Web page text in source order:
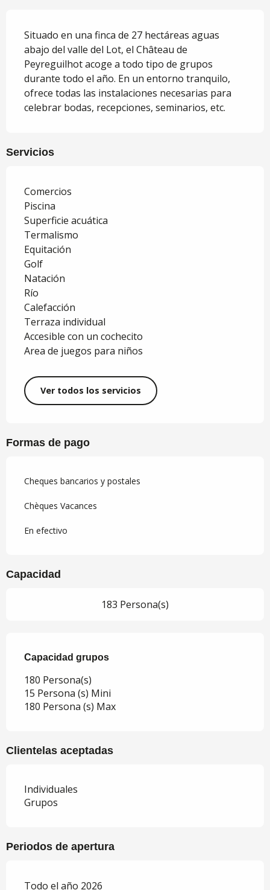
Situado en una finca de 27 hectáreas aguas
abajo del valle del Lot, el Château de
Peyreguilhot acoge a todo tipo de grupos
durante todo el año. En un entorno tranquilo,
ofrece todas las instalaciones necesarias para
celebrar bodas, recepciones, seminarios, etc.
Servicios
Comercios
Piscina
Superficie acuática
Termalismo
Equitación
Golf
Natación
Río
Calefacción
Terraza individual
Accesible con un cochecito
Area de juegos para niños
Ver todos los servicios
Formas de pago
Cheques bancarios y postales
Chèques Vacances
En efectivo
Capacidad
183 Persona(s)
Capacidad grupos
Capacidad grupos
180 Persona(s)
15 Persona (s) Mini
180 Persona (s) Max
Clientelas aceptadas
Individuales
Grupos
Periodos de apertura
Todo el año 2026